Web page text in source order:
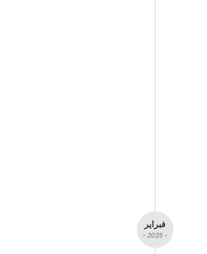
فبراير
- 2025 -